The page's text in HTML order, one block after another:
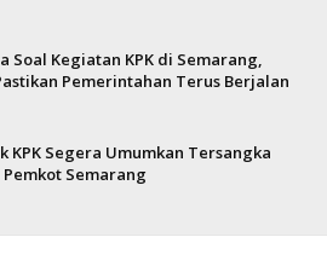
Soal Kegiatan KPK di Semarang,
Pemerintahan Terus Berjalan
KPK Segera Umumkan Tersangka
Semarang